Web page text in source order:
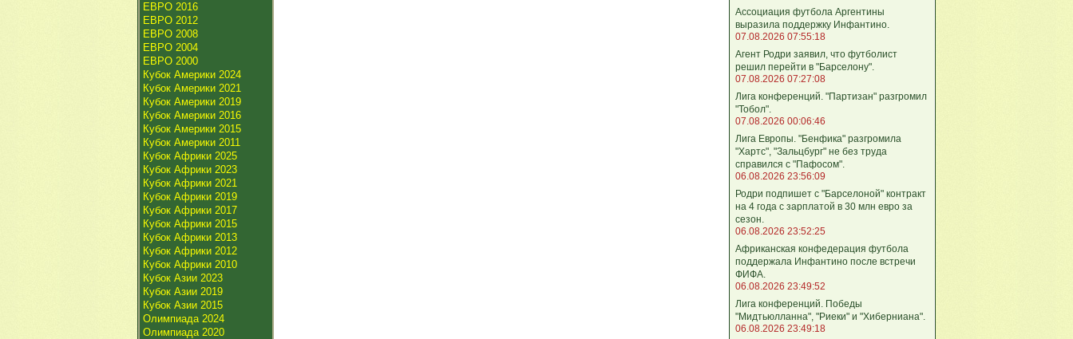
ЕВРО 2016
ЕВРО 2012
ЕВРО 2008
ЕВРО 2004
ЕВРО 2000
Кубок Америки 2024
Кубок Америки 2021
Кубок Америки 2019
Кубок Америки 2016
Кубок Америки 2015
Кубок Америки 2011
Кубок Африки 2025
Кубок Африки 2023
Кубок Африки 2021
Кубок Африки 2019
Кубок Африки 2017
Кубок Африки 2015
Кубок Африки 2013
Кубок Африки 2012
Кубок Африки 2010
Кубок Азии 2023
Кубок Азии 2019
Кубок Азии 2015
Олимпиада 2024
Олимпиада 2020
Ассоциация футбола Аргентины
выразила поддержку Инфантино.
07.08.2026 07:55:18
Агент Родри заявил, что футболист
решил перейти в "Барселону".
07.08.2026 07:27:08
Лига кoнференций. "Партизан" разгромил
"Тобол".
07.08.2026 00:06:46
Лига Европы. "Бенфика" разгромила
"Хартс", "Зальцбург" не без труда
справился с "Пафосом".
06.08.2026 23:56:09
Родри подпишет с "Барселоной" контракт
на 4 года с зарплатой в 30 млн евро за
сезон.
06.08.2026 23:52:25
Африканская конфедерация футбола
поддержала Инфантино после встречи
ФИФА.
06.08.2026 23:49:52
Лига кoнференций. Победы
"Мидтьюлланна", "Риеки" и "Хиберниана".
06.08.2026 23:49:18